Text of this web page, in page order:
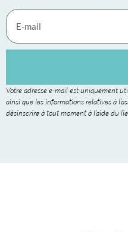
Votre adresse e-mail est uniquement
ainsi que les informations relatives à
désinscrire à tout moment à l’aide du